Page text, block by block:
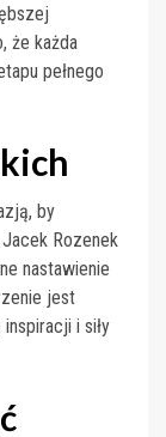
że każda
pełnego
by
Rozenek
nastawienie
jest
i siły